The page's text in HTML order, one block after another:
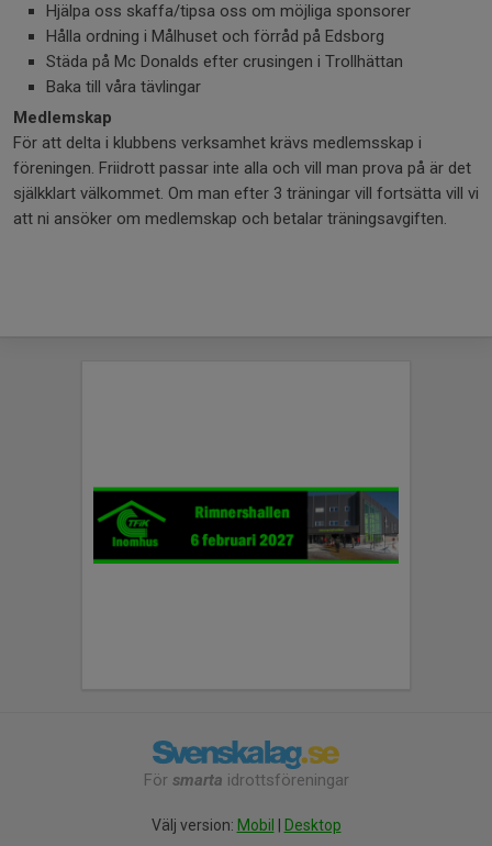
Hjälpa oss skaffa/tipsa oss om möjliga sponsorer
Hålla ordning i Målhuset och förråd på Edsborg
Städa på Mc Donalds efter crusingen i Trollhättan
Baka till våra tävlingar
Medlemskap
För att delta i klubbens verksamhet krävs medlemsskap i
föreningen. Friidrott passar inte alla och vill man prova på är det
själkklart välkommet. Om man efter 3 träningar vill fortsätta vill vi
att ni ansöker om medlemskap och betalar träningsavgiften.
För smarta idrottsföreningar
Välj version: Mobil Desktop